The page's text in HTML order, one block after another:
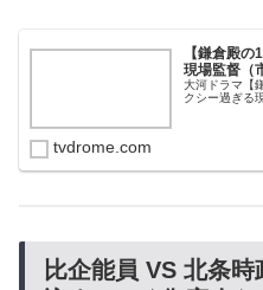
【鎌倉殿
現場監督（
大河ドラマ【
クシー過ぎる
tvdrome.com
比企能員 VS 北条